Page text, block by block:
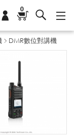
0
DMR數位對講機